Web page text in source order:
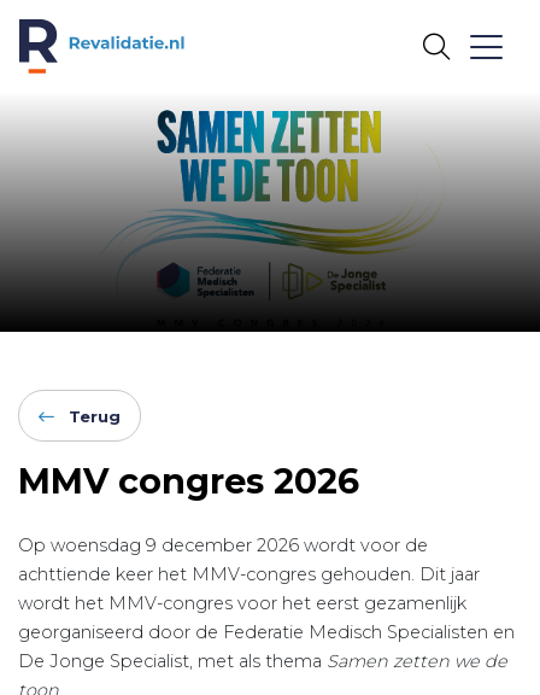
Terug
MMV congres 2026
Op woensdag 9 december 2026 wordt voor de
achttiende keer het MMV-congres gehouden. Dit jaar
wordt het MMV-congres voor het eerst gezamenlijk
georganiseerd door de Federatie Medisch Specialisten en
De Jonge Specialist, met als thema Samen zetten we de
toon.